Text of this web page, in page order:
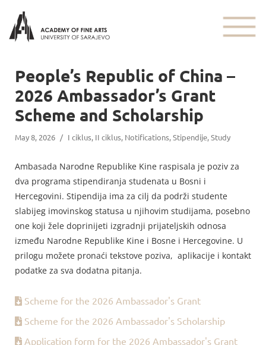
People’s Republic of China –
2026 Ambassador’s Grant
Scheme and Scholarship
May 8, 2026 / I ciklus, II ciklus, Notifications,Stipendije,Study
Ambasada Narodne Republike Kine raspisala je poziv za
dva programa stipendiranja studenata u Bosni i
Hercegovini. Stipendija ima za cilj da podrži studente
slabijeg imovinskog statusa u njihovim studijama, posebno
one koji žele doprinijeti izgradnji prijateljskih odnosa
između Narodne Republike Kine i Bosne i Hercegovine. U
prilogu možete pronaći tekstove poziva, aplikacije i kontakt
podatke za sva dodatna pitanja.
Scheme for the 2026 Ambassador's Grant
Scheme for the 2026 Ambassador's Scholarship
Application form for the 2026 Ambassador's Grant